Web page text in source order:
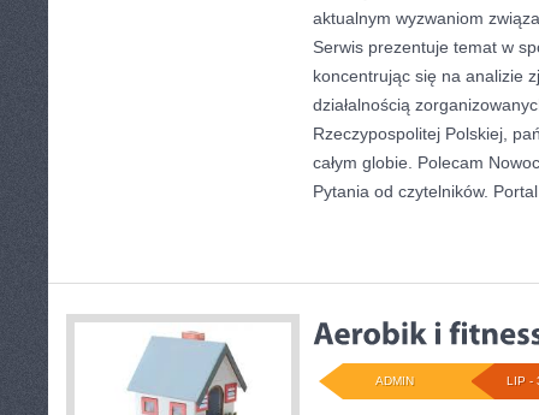
aktualnym wyzwaniom
Serwis prezentuje temat w
koncentrując się na analizie
działalnością
Rzeczypospolitej Polskiej,
całym globie. Polecam
Pytania od czytelników. Portal
LIP -
ADMIN